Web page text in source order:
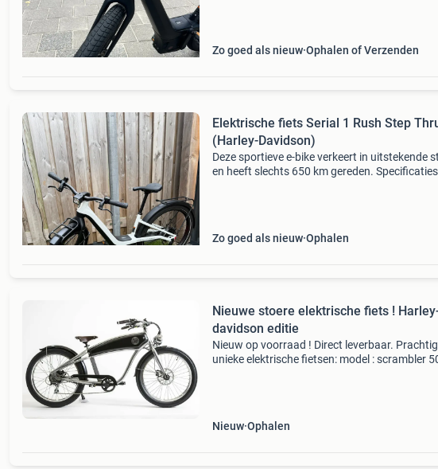
Zo goed als nieuw Ophalen of Verzenden
Elektrische fiets Serial 1 Rush Step
(Harley-Davidson)
Deze sportieve e-bike verkeert in uitstekende
en heeft slechts 650 km gereden.
Zo goed als nieuw Ophalen
Nieuwe stoere elektrische fiets !
davidson editie
Nieuw op voorraad ! Direct leverbaar.
unieke elektrische fietsen: model : scrambler
Nieuw Ophalen